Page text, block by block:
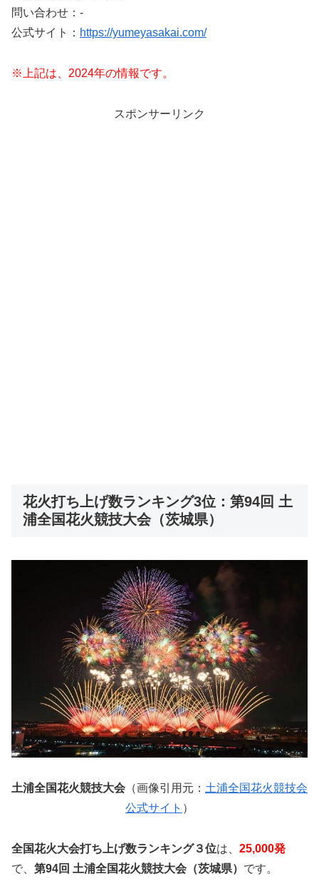
問い合わせ：-
公式サイト： https://yumeyasakai.com/
※上記は、2024年の情報です。
スポンサーリンク
花火打ち上げ数ランキング3位：第94回 土
浦全国花火競技大会（茨城県）
土浦全国花火競技大会 （画像引用元： 土浦全国花火競技会
公式サイト ）
全国花火大会打ち上げ数ランキング３位は、 25,000発
で、 第94回 土浦全国花火競技大会（茨城県） です。